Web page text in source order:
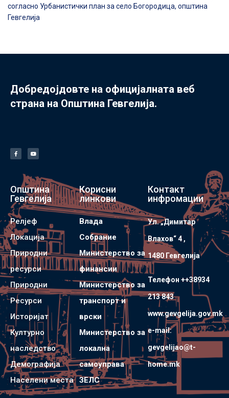
согласно Урбанистички план за село Богородица, општина
Гевгелија
Добредојдовте на официјалната веб
страна на Општина Гевгелија.
Општина
Гевгелија
Релјеф
Локација
Природни
ресурси
Природни
Ресурси
Историјат
Културно
наследство
Демографија
Населени места
Корисни
линкови
Влада
Собрание
Министерство за
финансии
Министерство за
транспорт и
врски
Министерство за
локална
самоуправа
ЗЕЛС
Контакт
инфромации
Ул. „Димитар
Влахов“ 4 ,
1480 Гевгелијa
Телефон ++38934
213 843
www.gevgelija.gov.mk
e-mail:
gevgelijao@t-
home.mk